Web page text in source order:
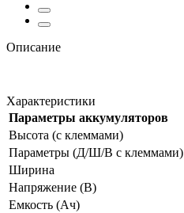
Описание
Характеристики
Параметры аккумуляторов
Высота (с клеммами)
Параметры (Д/Ш/В с клеммами)
Ширина
Напряжение (В)
Емкость (Ач)